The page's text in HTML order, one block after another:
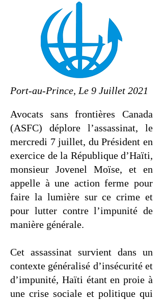
Port-au-Prince, Le 9 Juillet 2021
Avocats sans frontières Canada
(ASFC) déplore l’assassinat, le
mercredi 7 juillet, du Président en
exercice de la République d’Haïti,
monsieur Jovenel Moïse, et en
appelle à une action ferme pour
faire la lumière sur ce crime et
pour lutter contre l’impunité de
manière générale.
Cet assassinat survient dans un
contexte généralisé d’insécurité et
d’impunité, Haïti étant en proie à
une crise sociale et politique qui